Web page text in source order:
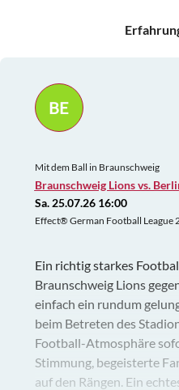
BE
Mit dem Ball in Braunschweig
Braunschweig Lions vs.
Sa. 25.07.26 16:00
Effect® German Football League
Ein richtig starkes
Braunschweig Lions
einfach ein rundum
beim Betreten des
Football-Atmosphäre
Stimmung, begeisterte
auf den Rängen. Ein